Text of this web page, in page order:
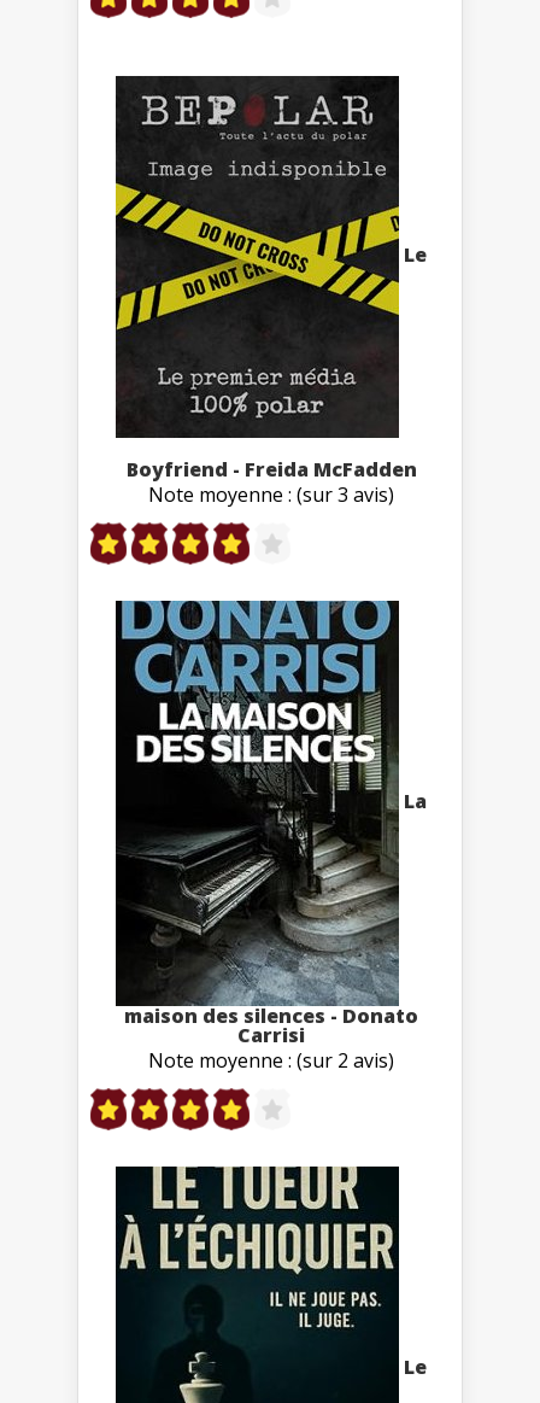
Le
Boyfriend - Freida McFadden
Note moyenne : (sur 3 avis)
La
maison des silences - Donato
Carrisi
Note moyenne : (sur 2 avis)
Le